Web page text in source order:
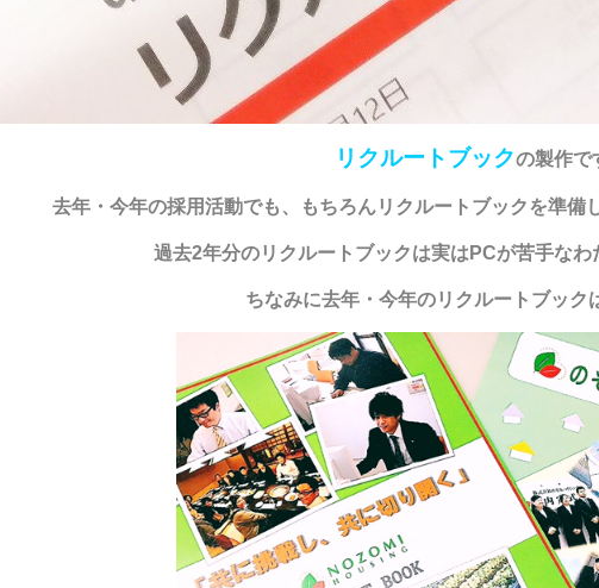
リクルートブックの製作で
去年・今年の採用活動でも、もちろんリクルートブックを準備
過去2年分のリクルートブックは実はPCが苦手なわ
ちなみに去年・今年のリクルートブック